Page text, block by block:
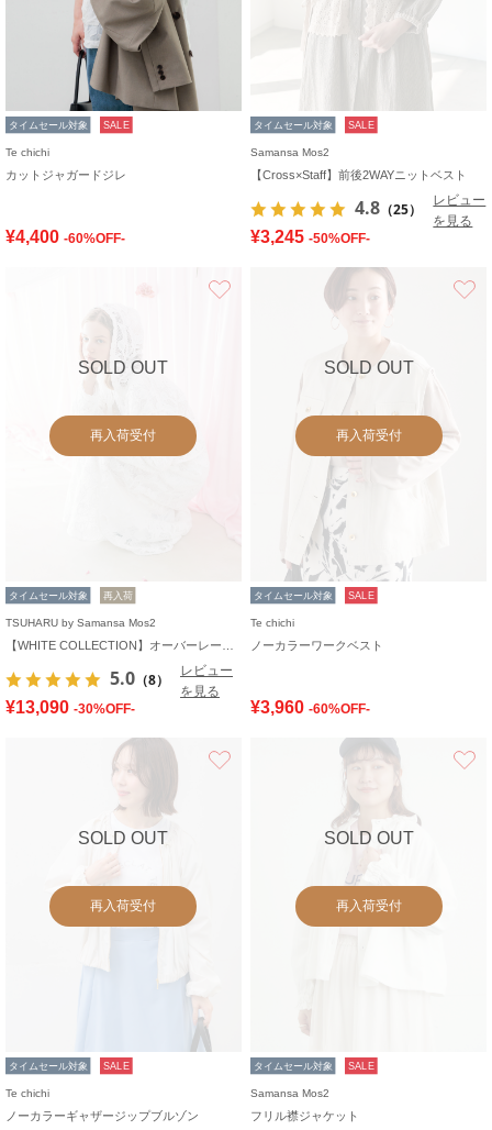
タイムセール対象 SALE
Te chichi
カットジャガードジレ
¥4,400 -60%OFF-
タイムセール対象 SALE
Samansa Mos2
【Cross×Staff】前後2WAYニットベスト
4.8 （25）
レビュー
を見る
¥3,245 -50%OFF-
SOLD OUT
再入荷受付
タイムセール対象 再入荷
TSUHARU by Samansa Mos2
5.0 （8）
レビュー
を見る
¥13,090 -30%OFF-
SOLD OUT
再入荷受付
タイムセール対象 SALE
Te chichi
ノーカラーワークベスト
¥3,960 -60%OFF-
SOLD OUT
再入荷受付
タイムセール対象 SALE
Te chichi
ノーカラーギャザージップブルゾン
SOLD OUT
再入荷受付
タイムセール対象 SALE
Samansa Mos2
フリル襟ジャケット